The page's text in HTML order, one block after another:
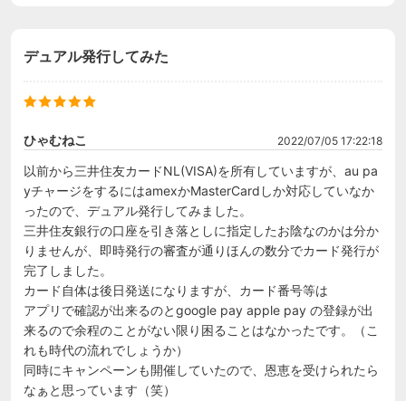
デュアル発行してみた
ひゃむねこ 2022/07/05 17:22:18
以前から三井住友カードNL(VISA)を所有していますが、au pa
yチャージをするにはamexかMasterCardしか対応していなか
ったので、デュアル発行してみました。
三井住友銀行の口座を引き落としに指定したお陰なのかは分か
りませんが、即時発行の審査が通りほんの数分でカード発行が
完了しました。
カード自体は後日発送になりますが、カード番号等は
アプリで確認が出来るのとgoogle pay apple pay の登録が出
来るので余程のことがない限り困ることはなかったです。（こ
れも時代の流れでしょうか）
同時にキャンペーンも開催していたので、恩恵を受けられたら
なぁと思っています（笑）